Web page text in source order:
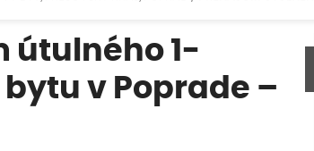
útulného 1-
v Poprade –